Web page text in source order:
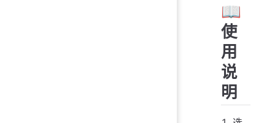
📖
使
用
说
明